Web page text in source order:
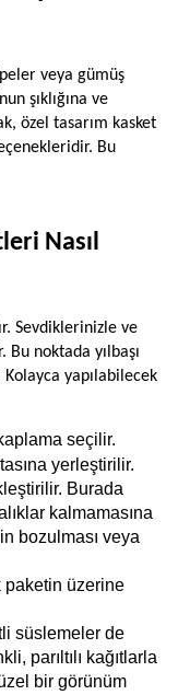
veya gümüş
şıklığına ve
özel tasarım kasket
Bu
Nasıl
Sevdiklerinizle ve
Bu noktada yılbaşı
yapılabilecek
seçilir.
yerleştirilir.
Burada
kalmamasına
bozulması veya
paketin üzerine
süslemeler de
parıltılı kağıtlarla
bir görünüm